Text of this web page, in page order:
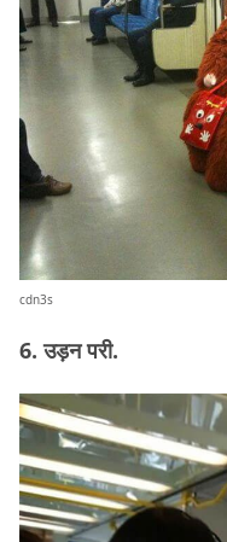
cdn3s
6. उड़न परी.